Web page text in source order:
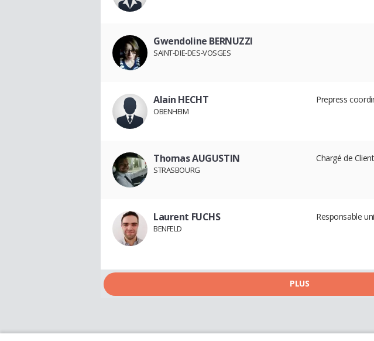
Gwendoline BERNUZZI
SAINT-DIE-DES-VOSGES
Alain HECHT
OBENHEIM
Prepress
Thomas AUGUSTIN
STRASBOURG
Chargé de
Laurent FUCHS
BENFELD
Responsable
PLUS